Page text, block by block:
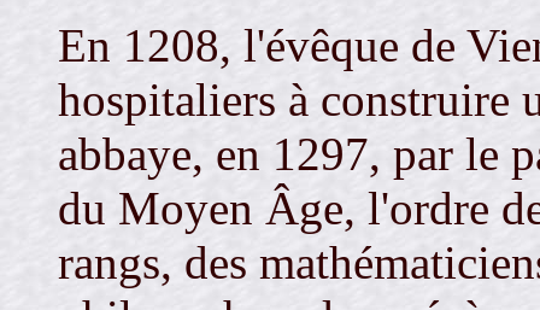
En 1208, l'évêque de
hospitaliers à construire
abbaye, en 1297, par le
du Moyen Âge, l'ordre
rangs, des